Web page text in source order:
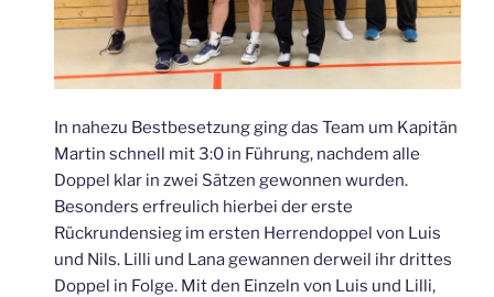
In nahezu Bestbesetzung ging das Team um Kapitän
Martin schnell mit 3:0 in Führung, nachdem alle
Doppel klar in zwei Sätzen gewonnen wurden.
Besonders erfreulich hierbei der erste
Rückrundensieg im ersten Herrendoppel von Luis
und Nils. Lilli und Lana gewannen derweil ihr drittes
Doppel in Folge. Mit den Einzeln von Luis und Lilli,